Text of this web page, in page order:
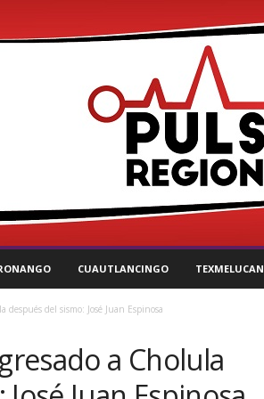
CUAUTLANCINGO TEXMELUCAN
del sismo: José Juan Espinosa
a Cholula